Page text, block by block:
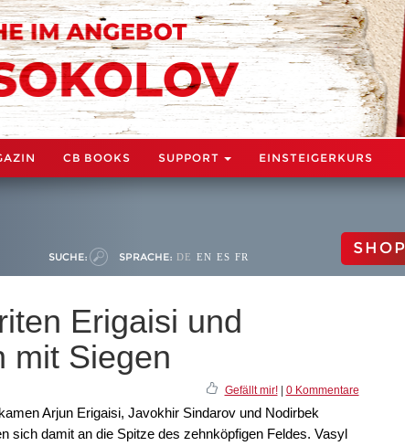
CB BOOKS SUPPORT EINSTEIGERKURS
SUCHE: SPRACHE: DE EN ES FR SHOP
Erigaisi und
mit Siegen
Gefällt mir!| 0 Kommentare
Arjun Erigaisi, Javokhir Sindarov und Nodirbek
sich damit an die Spitze des zehnköpfigen Feldes. Vasyl